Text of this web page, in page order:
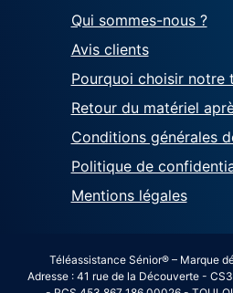
Qui sommes-nous ?
Avis clients
Pourquoi choisir notre
Retour du matériel
Conditions générales
Politique de
Mentions légales
Téléassistance Sénior® – Marque
Adresse : 41 rue de la Découverte -